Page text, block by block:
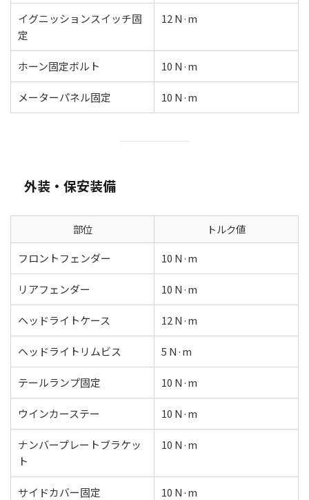
イグニッションスイッチ固
定
12 N·m
ホーン固定ボルト 10 N·m
メーターパネル固定 10 N·m
外装・保安装備
部位
トルク値
フロントフェンダー
10 N·m
リアフェンダー 10 N·m
ヘッドライトケース 12 N·m
ヘッドライトリムビス 5 N·m
テールランプ固定 10 N·m
ウインカーステー 10 N·m
ナンバープレートブラケッ
ト
10 N·m
サイドカバー固定 10 N·m